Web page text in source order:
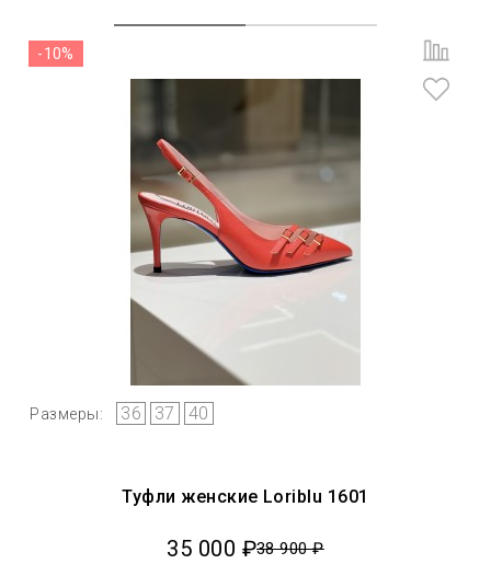
Размеры: 36 37 40
-10%
Туфли женские Loriblu 1601
35 000 ₽38 900 ₽